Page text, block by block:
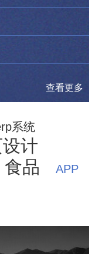
查看更多
系统
计
食品
APP